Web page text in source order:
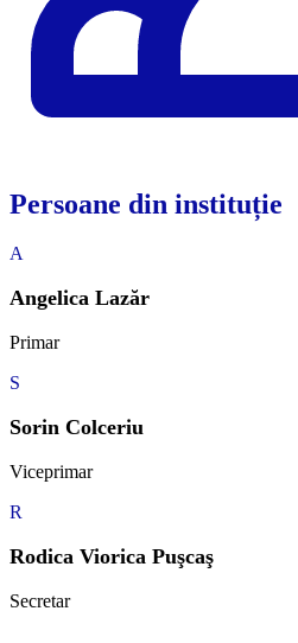
Persoane din instituție
A
Angelica Lazăr
Primar
S
Sorin Colceriu
Viceprimar
R
Rodica Viorica Puşcaş
Secretar